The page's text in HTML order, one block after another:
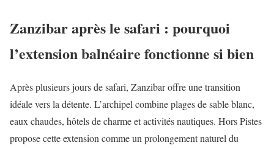
Zanzibar après le safari : pourquoi
l’extension balnéaire fonctionne si bien
Après plusieurs jours de safari, Zanzibar offre une transition
idéale vers la détente. L’archipel combine plages de sable blanc,
eaux chaudes, hôtels de charme et activités nautiques. Hors Pistes
propose cette extension comme un prolongement naturel du